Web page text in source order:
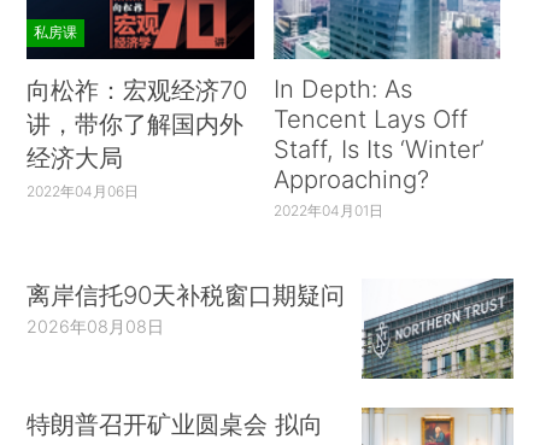
私房课
向松祚：宏观经济70
讲，带你了解国内外
经济大局
2022年04月06日
In Depth: As
Tencent Lays Off
Staff, Is Its ‘Winter’
Approaching?
2022年04月01日
离岸信托90天补税窗口期疑问
2026年08月08日
特朗普召开矿业圆桌会 拟向